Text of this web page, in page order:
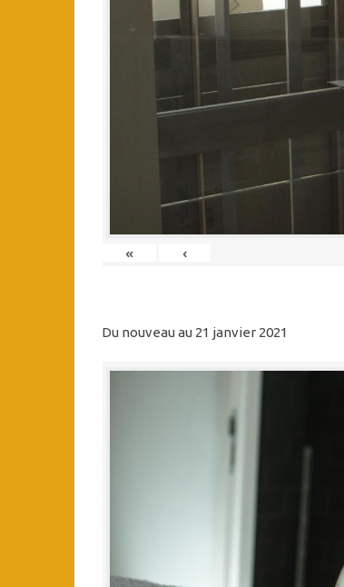
« ‹
Du nouveau au 21 janvier 2021